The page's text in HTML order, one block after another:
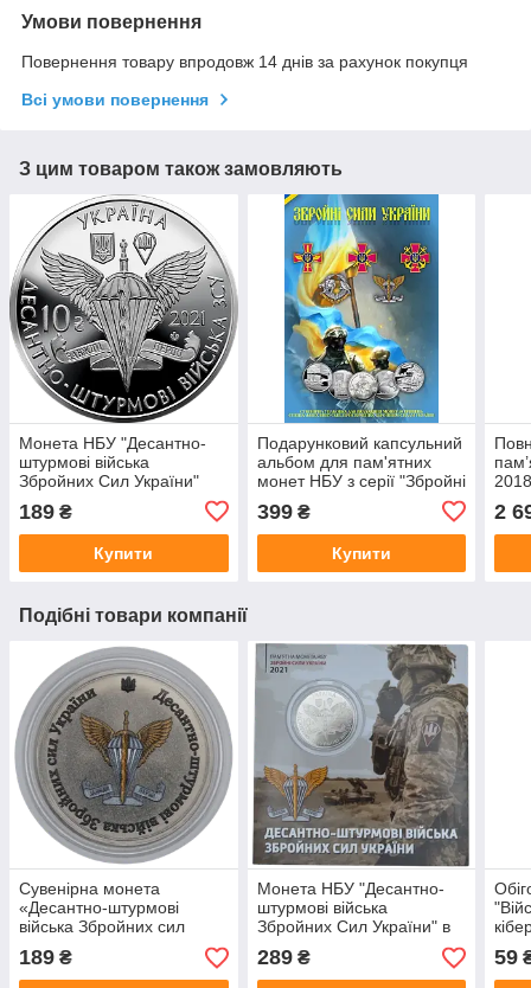
Умови повернення
Повернення товару впродовж 14 днів за рахунок покупця
Всі умови повернення
З цим товаром також замовляють
Монета НБУ "Десантно-
штурмові війська
Збройних Сил України"
189 ₴
Купити
Подарунковий капсульний
альбом для пам'ятних
монет НБУ з серії "Збройні
399₴
Купити
2
Подібні товари компанії
Сувенірна монета
«Десантно-штурмові
війська Збройних сил
України»
189 ₴
Монета НБУ "Десантно-
штурмові війська
Збройних Сил України" в
сувенірній упаковці
289₴
Сил
59